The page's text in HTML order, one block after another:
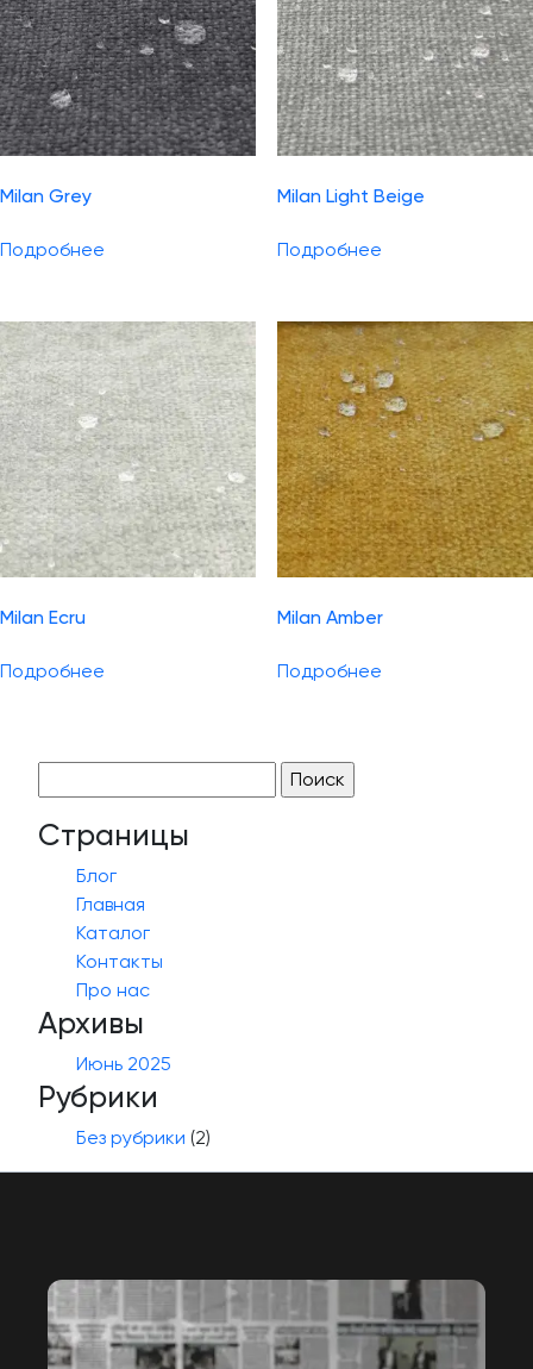
Milan Grey
Подробнее
Milan Light Beige
Подробнее
Milan Ecru
Подробнее
Milan Amber
Подробнее
Страницы
Блог
Главная
Каталог
Контакты
Про нас
Архивы
Июнь 2025
Рубрики
Без рубрики (2)